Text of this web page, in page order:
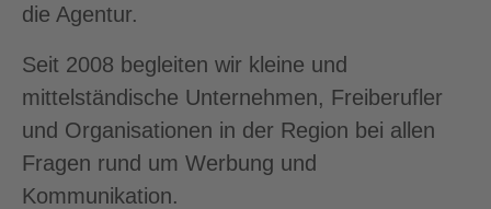
die Agentur.
Seit 2008 begleiten wir kleine und
mittelständische Unternehmen, Freiberufler
und Organisationen in der Region bei allen
Fragen rund um Werbung und
Kommunikation.